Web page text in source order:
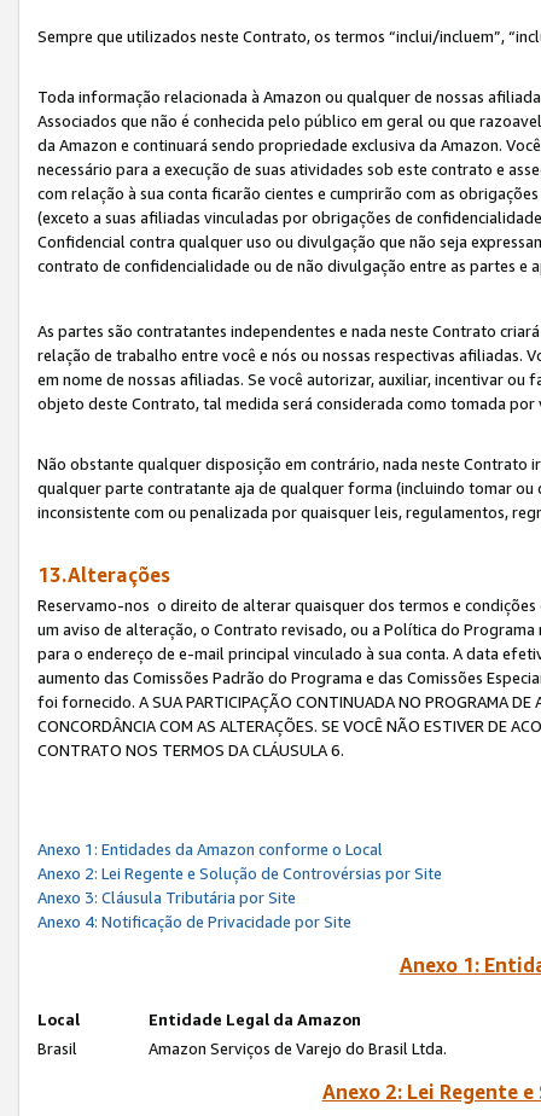
Sempre que utilizados neste Contrato, os termos “inclui/incluem”,
Toda informação relacionada à Amazon ou qualquer de nossas
Associados que não é conhecida pelo público em geral ou que
da Amazon e continuará sendo propriedade exclusiva da Amazon.
necessário para a execução de suas atividades sob este contrato e
com relação à sua conta ficarão cientes e cumprirão com as
(exceto a suas afiliadas vinculadas por obrigações de
Confidencial contra qualquer uso ou divulgação que não seja
contrato de confidencialidade ou de não divulgação entre as partes e
As partes são contratantes independentes e nada neste Contrato
relação de trabalho entre você e nós ou nossas respectivas afiliadas.
em nome de nossas afiliadas. Se você autorizar, auxiliar, incentivar
objeto deste Contrato, tal medida será considerada como tomada por
Não obstante qualquer disposição em contrário, nada neste
qualquer parte contratante aja de qualquer forma (incluindo tomar ou
inconsistente com ou penalizada por quaisquer leis, regulamentos,
13.Alterações
Reservamo-nos o direito de alterar quaisquer dos termos e
um aviso de alteração, o Contrato revisado, ou a Política do
para o endereço de e-mail principal vinculado à sua conta. A data
aumento das Comissões Padrão do Programa e das Comissões
foi fornecido. A SUA PARTICIPAÇÃO CONTINUADA NO PROGRAMA DE
CONCORDÂNCIA COM AS ALTERAÇÕES. SE VOCÊ NÃO ESTIVER DE
CONTRATO NOS TERMOS DA CLÁUSULA 6.
Anexo 1: Entidades da Amazon conforme o Local
Anexo 2: Lei Regente e Solução de Controvérsias por Site
Anexo 3: Cláusula Tributária por Site
Anexo 4: Notificação de Privacidade por Site
Anexo 1:
Local
Entidade Legal da Amazon
Brasil
Amazon Serviços de Varejo do Brasil Ltda.
Anexo 2: Lei Regente